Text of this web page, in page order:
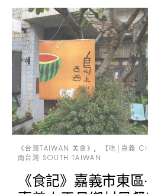
《台灣TAIWAN 美食》
【吃│嘉義
南台灣 SOUTH TAIWAN
《食記》嘉義市東